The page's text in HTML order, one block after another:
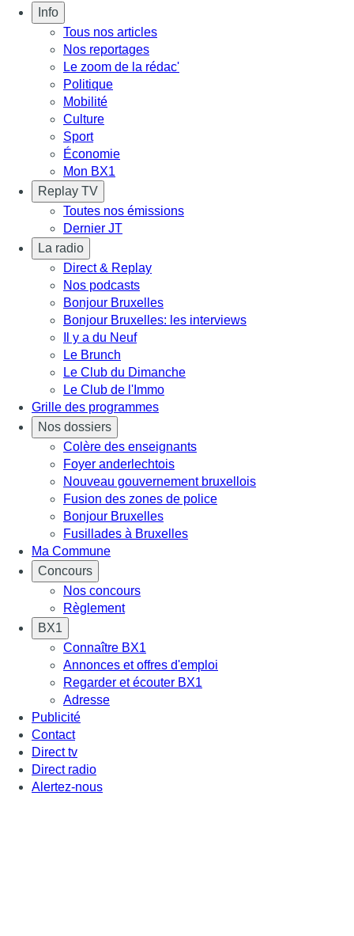
Info
Tous nos articles
Nos reportages
Le zoom de la rédac'
Politique
Mobilité
Culture
Sport
Économie
Mon BX1
Replay TV
Toutes nos émissions
Dernier JT
La radio
Direct & Replay
Nos podcasts
Bonjour Bruxelles
Bonjour Bruxelles: les interviews
Il y a du Neuf
Le Brunch
Le Club du Dimanche
Le Club de l'Immo
Grille des programmes
Nos dossiers
Colère des enseignants
Foyer anderlechtois
Nouveau gouvernement bruxellois
Fusion des zones de police
Bonjour Bruxelles
Fusillades à Bruxelles
Ma Commune
Concours
Nos concours
Règlement
BX1
Connaître BX1
Annonces et offres d'emploi
Regarder et écouter BX1
Adresse
Publicité
Contact
Direct tv
Direct radio
Alertez-nous